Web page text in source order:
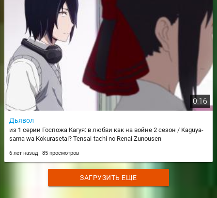
0:16
Дьявол
из 1 серии Госпожа Кагуя: в любви как на войне 2 сезон / Kaguya-
sama wa Kokurasetai? Tensai-tachi no Renai Zunousen
6 лет назад 85 просмотров
ЗАГРУЗИТЬ ЕЩЕ